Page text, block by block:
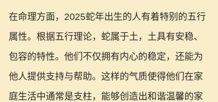
在命理方面，2025蛇年出生的人有着特别的五行
属性。根据五行理论，蛇属于土，土具有安稳、
包容的特性。他们不仅拥有内心的稳定，还能为
他人提供支持与帮助。这样的气质使得他们在家
庭生活中通常是支柱，能够创造出和谐温馨的家